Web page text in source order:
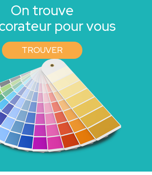
On trouve
pour vous
TROUVER